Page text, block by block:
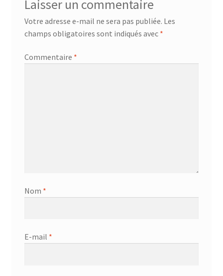
Laisser un commentaire
Votre adresse e-mail ne sera pas publiée. Les
champs obligatoires sont indiqués avec *
Commentaire *
Nom *
E-mail *